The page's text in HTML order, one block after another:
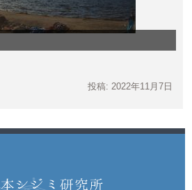
投稿: 2022年11月7日